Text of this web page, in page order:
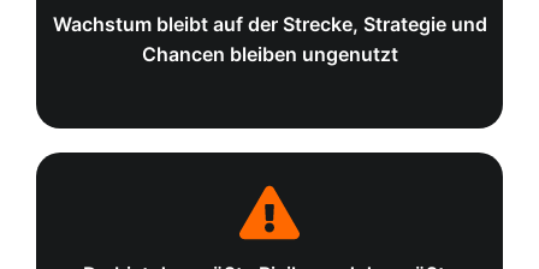
kein echter Urlaub, kein Abschalten, kein Raum zum
Durchatmen.
Wachstum bleibt auf der Strecke, Strategie und
Chancen bleiben ungenutzt
Strategie bleibt auf der Strecke